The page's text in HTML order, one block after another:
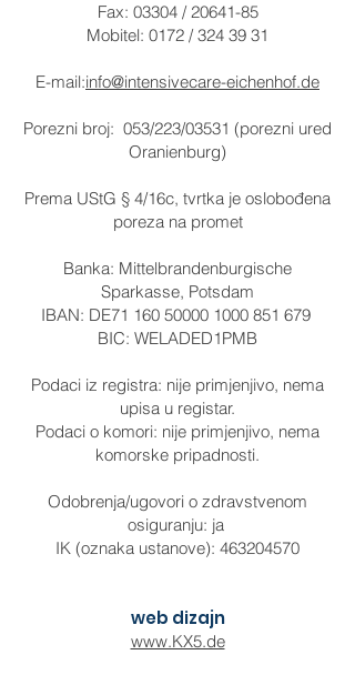
Fax: 03304 /20641-85
Mobitel: 0172 /324 39 31
E-mail:info@intensivecare-eichenhof.de
Porezni broj: 053/223/03531 (porezni ured
Oranienburg)
Prema UStG § 4/16c, tvrtka je oslobođena
poreza na promet
Banka: Mittelbrandenburgische
Sparkasse, Potsdam
IBAN: DE71 160 50000 1000 851 679
BIC: WELADED1PMB
Podaci iz registra: nije primjenjivo, nema
upisa u registar.
Podaci o komori: nije primjenjivo, nema
komorske pripadnosti.
Odobrenja/ugovori o zdravstvenom
osiguranju: ja
IK (oznaka ustanove): 463204570
web dizajn
www.KX5.de